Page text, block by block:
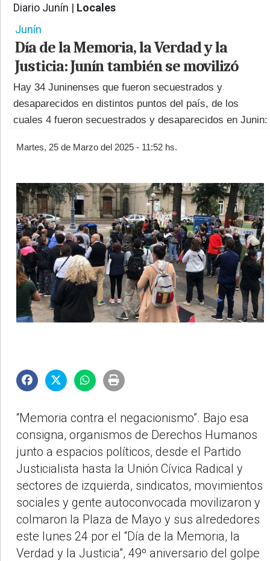
Diario Junín | Locales
Junín
Día de la Memoria, la Verdad y la
Justicia: Junín también se movilizó
Hay 34 Juninenses que fueron secuestrados y
desaparecidos en distintos puntos del país, de los
cuales 4 fueron secuestrados y desaparecidos en Junin:
Martes, 25 de Marzo del 2025 - 11:52 hs.
“Memoria contra el negacionismo”. Bajo esa
consigna, organismos de Derechos Humanos
junto a espacios políticos, desde el Partido
Justicialista hasta la Unión Cívica Radical y
sectores de izquierda, sindicatos, movimientos
sociales y gente autoconvocada movilizaron y
colmaron la Plaza de Mayo y sus alrededores
este lunes 24 por el “Día de la Memoria, la
Verdad y la Justicia”, 49º aniversario del golpe